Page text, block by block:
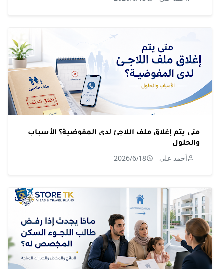
متى يتم إغلاق ملف اللاجئ لدى المفوضية؟ الأسباب
والحلول
أحمد علي 2026/6/18